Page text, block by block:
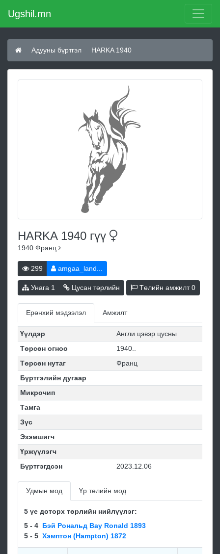
Ugshil.mn
Адууны бүртгэл HARKA 1940
HARKA 1940 гүү
1940 Франц
299 amgaa_land...
Унага 1 Цусан төрлийн Төлийн амжилт0
Ерөнхий мэдээлэл Амжилт
Үүлдэр
Англи цэвэр цусны
Төрсөн огноо
1940..
Төрсөн нутаг
Франц
Бүртгэлийн дугаар
Микрочип
Тамга
Зүс
Эзэмшигч
Үржүүлэгч
Бүртгэгдсэн
2023.12.06
Удмын мод Үр төлийн мод
5 үе доторх төрлийн нийлүүлэг:
5 - 4 Бэй Рональд Bay Ronald 1893
5 - 5 Хэмптон (Hampton) 1872